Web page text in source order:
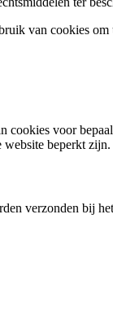
van cookies
cookies voor
beperkt zijn.
verzonden bij